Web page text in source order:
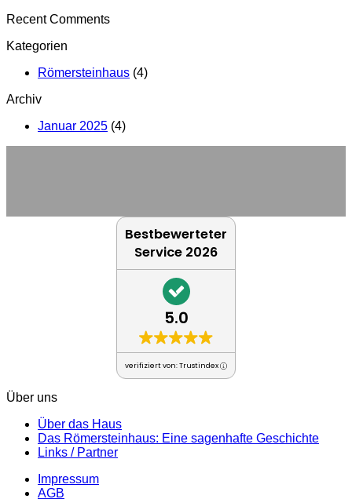
Recent Comments
Kategorien
Römersteinhaus (4)
Archiv
Januar 2025 (4)
Bestbewerteter
Service 2026
5.0
verifiziert von: Trustindex
Über uns
Über das Haus
Das Römersteinhaus: Eine sagenhafte Geschichte
Links / Partner
Impressum
AGB